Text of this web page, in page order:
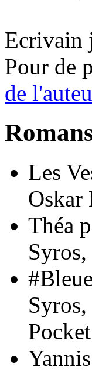
Ecrivain
Pour de
de
Les
Oskar
Théa
#Bleue